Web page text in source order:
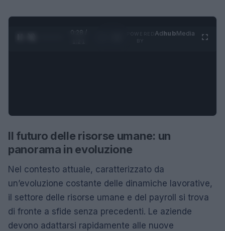
0:29 /
AdhubMedia
Il futuro delle risorse umane: un
panorama in evoluzione
Nel contesto attuale, caratterizzato da
un’evoluzione costante delle dinamiche lavorative,
il settore delle risorse umane e del payroll si trova
di fronte a sfide senza precedenti. Le aziende
devono adattarsi rapidamente alle nuove